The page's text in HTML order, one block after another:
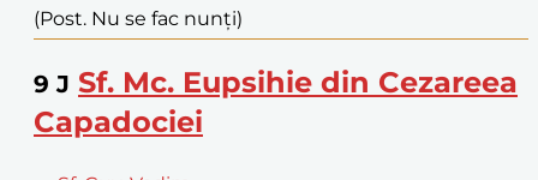
(Post. Nu se fac nunți)
9 J Sf. Mc. Eupsihie din Cezareea
Capadociei